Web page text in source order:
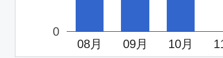
08月 09月 10月
0